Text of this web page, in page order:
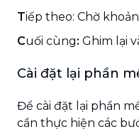
Tiếp theo: Chờ
Cuối cùng: Ghim lại
Cài đặt lại phần
Để cài đặt lại phần
cần thực hiện các